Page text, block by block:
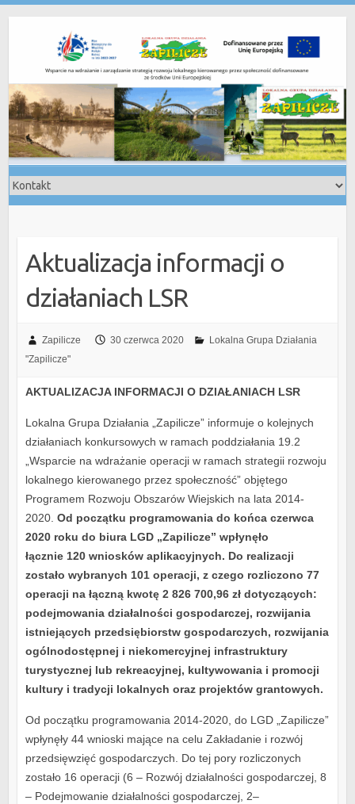
Aktualizacja informacji o
działaniach LSR
Zapilicze 30 czerwca 2020
Lokalna Grupa Działania
"Zapilicze"
AKTUALIZACJA INFORMACJI O DZIAŁANIACH LSR
Lokalna Grupa Działania „Zapilicze” informuje o kolejnych
działaniach konkursowych w ramach poddziałania 19.2
„Wsparcie na wdrażanie operacji w ramach strategii rozwoju
lokalnego kierowanego przez społeczność” objętego
Programem Rozwoju Obszarów Wiejskich na lata 2014-
2020. Od początku programowania do końca czerwca
2020 roku do biura LGD „Zapilicze” wpłynęło
łącznie 120 wniosków aplikacyjnych. Do realizacji
zostało wybranych 101 operacji, z czego rozliczono 77
operacji na łączną kwotę 2 826 700,96 zł dotyczących:
podejmowania działalności gospodarczej, rozwijania
istniejących przedsiębiorstw gospodarczych, rozwijania
ogólnodostępnej i niekomercyjnej infrastruktury
turystycznej lub rekreacyjnej, kultywowania i promocji
kultury i tradycji lokalnych oraz projektów grantowych.
Od początku programowania 2014-2020, do LGD „Zapilicze”
wpłynęły 44 wnioski mające na celu Zakładanie i rozwój
przedsięwzięć gospodarczych. Do tej pory rozliczonych
zostało 16 operacji (6 – Rozwój działalności gospodarczej, 8
– Podejmowanie działalności gospodarczej, 2–